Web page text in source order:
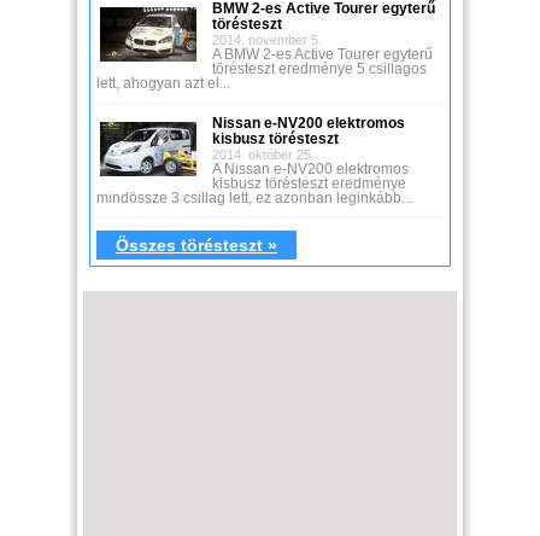
BMW 2-es Active Tourer egyterű
törésteszt
2014. november 5.
A BMW 2-es Active Tourer egyterű
törésteszt eredménye 5 csillagos
lett, ahogyan azt el...
Nissan e-NV200 elektromos
kisbusz törésteszt
2014. október 25.
A Nissan e-NV200 elektromos
kisbusz törésteszt eredménye
mindössze 3 csillag lett, ez azonban leginkább...
Összes törésteszt »